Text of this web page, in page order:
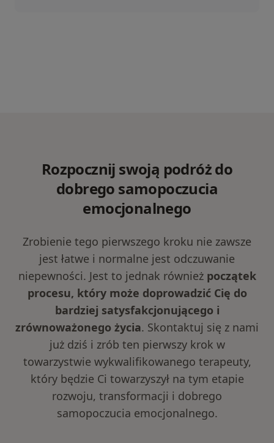
Rozpocznij swoją podróż do
dobrego samopoczucia
emocjonalnego
Zrobienie tego pierwszego kroku nie zawsze
jest łatwe i normalne jest odczuwanie
niepewności. Jest to jednak również początek
procesu, który może doprowadzić Cię do
bardziej satysfakcjonującego i
zrównoważonego życia. Skontaktuj się z nami
już dziś i zrób ten pierwszy krok w
towarzystwie wykwalifikowanego terapeuty,
który będzie Ci towarzyszył na tym etapie
rozwoju, transformacji i dobrego
samopoczucia emocjonalnego.